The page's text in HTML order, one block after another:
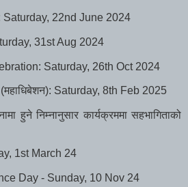
22nd June 2024
31st Aug 2024
Saturday, 26th Oct 2024
Saturday, 8th Feb 2025
हुने निम्नानुसार कार्यक्रममा सहभागिताको
1st March 24
Day - Sunday, 10 Nov 24